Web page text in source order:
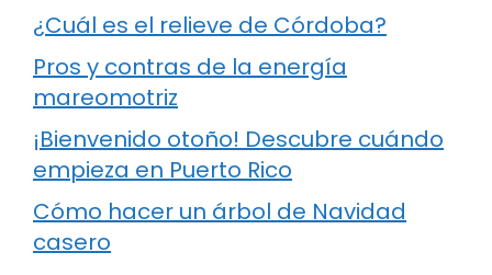
¿Cuál es el relieve de Córdoba?
Pros y contras de la energía
mareomotriz
¡Bienvenido otoño! Descubre cuándo
empieza en Puerto Rico
Cómo hacer un árbol de Navidad
casero